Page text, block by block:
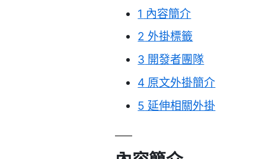
1 內容簡介
2 外掛標籤
3 開發者團隊
4 原文外掛簡介
5 延伸相關外掛